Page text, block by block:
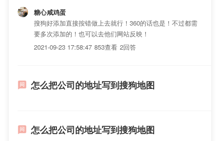
糖心咸鸡蛋
搜狗好添加直接按错做上去就行！360的话也是！不过都需
要多次添加的！也可以去他们网站反映！
2021-09-23 17:58:47 853查看 2回答
怎么把公司的地址写到搜狗地图
怎么把公司的地址写到搜狗地图